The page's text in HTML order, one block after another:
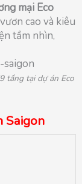
mại Eco
cao và kiêu
tầm nhìn,
tầng tại dự án Eco
Saigon